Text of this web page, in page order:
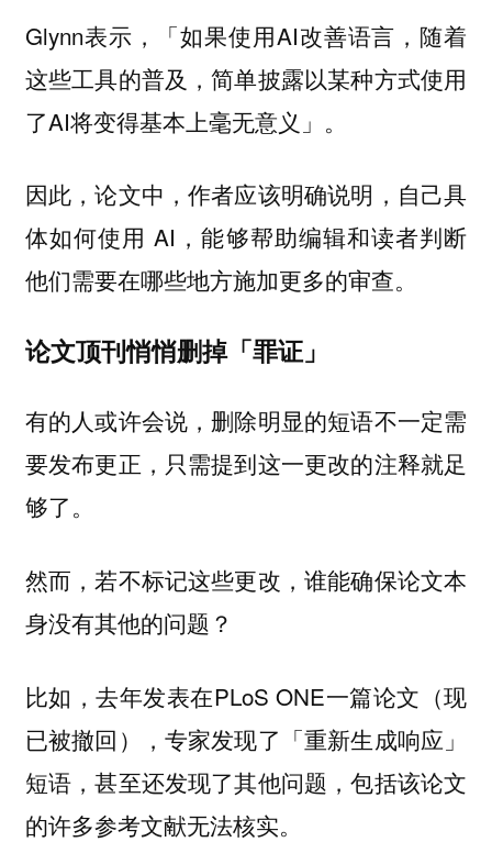
Glynn表示，「如果使用AI改善语言，随着
这些工具的普及，简单披露以某种方式使用
了AI将变得基本上毫无意义」。
因此，论文中，作者应该明确说明，自己具
体如何使用 AI，能够帮助编辑和读者判断
他们需要在哪些地方施加更多的审查。
论文顶刊悄悄删掉「罪证」
有的人或许会说，删除明显的短语不一定需
要发布更正，只需提到这一更改的注释就足
够了。
然而，若不标记这些更改，谁能确保论文本
身没有其他的问题？
比如，去年发表在PLoS ONE一篇论文（现
已被撤回），专家发现了「重新生成响应」
短语，甚至还发现了其他问题，包括该论文
的许多参考文献无法核实。